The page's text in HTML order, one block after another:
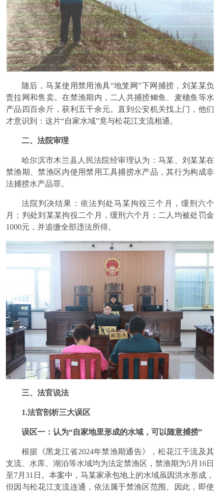
随后，马某使用禁用渔具“地笼网”下网捕捞，刘某某负
责拉网和售卖。在禁渔期内，二人共捕捞鲫鱼、麦穗鱼等水
产品四百余斤，获利五千余元。直到公安机关找上门，他们
才意识到：这片“自家水域”竟与松花江支流相通。
二、法院审理
哈尔滨市木兰县人民法院经审理认为：马某、刘某某在
禁渔期、禁渔区内使用禁用工具捕捞水产品，其行为构成非
法捕捞水产品罪。
法院判决结果：依法判处马某拘役三个月，缓刑六个
月；判处刘某某拘役二个月，缓刑六个月；二人均被处罚金
1000元，并追缴全部违法所得。
三、法官说法
1.法官剖析三大误区
误区一：认为“自家地里形成的水域，可以随意捕捞”
根据《黑龙江省2024年禁渔期通告》，松花江干流及其
支流、水库、湖泊等水域均为法定禁渔区，禁渔期为5月16日
至7月31日。本案中，马某家承包地上的水域虽因洪水形成，
但因与松花江支流连通，依法属于禁渔区范围。因此，即使